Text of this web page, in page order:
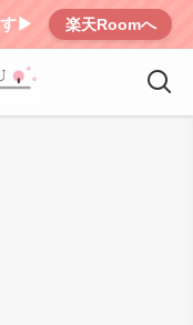
す▶︎ 楽天Roomへ